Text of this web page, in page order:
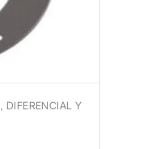
DIFERENCIAL Y